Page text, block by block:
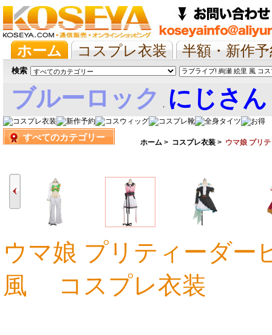
ホーム コスプレ衣装
半額・新作
抱き枕/布団/シーツ
ツイステ ウマ
検索
ブルーロック , にじさ
娘すべてのカテゴリー ホーム > コスプレ衣装 > ウマ娘 プリ
16,367円 17,479円 16,367円
ウマ娘 プリティーダ
風 コスプレ衣装